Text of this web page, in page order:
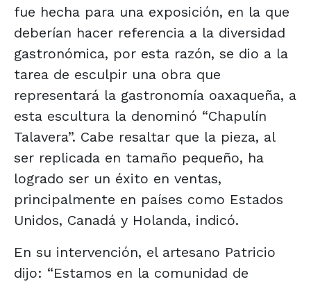
fue hecha para una exposición, en la que
deberían hacer referencia a la diversidad
gastronómica, por esta razón, se dio a la
tarea de esculpir una obra que
representará la gastronomía oaxaqueña, a
esta escultura la denominó “Chapulín
Talavera”. Cabe resaltar que la pieza, al
ser replicada en tamaño pequeño, ha
logrado ser un éxito en ventas,
principalmente en países como Estados
Unidos, Canadá y Holanda, indicó.
En su intervención, el artesano Patricio
dijo: “Estamos en la comunidad de